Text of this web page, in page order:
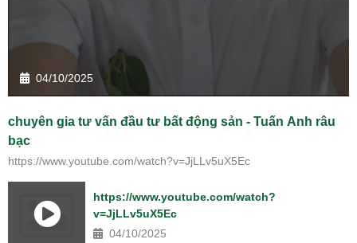
04/10/2025
chuyên gia tư vấn đầu tư bất động sản - Tuấn Anh râu
bạc
https://www.youtube.com/watch?v=JjLLv5uX5Ec
https://www.youtube.com/watch?
v=JjLLv5uX5Ec
04/10/2025